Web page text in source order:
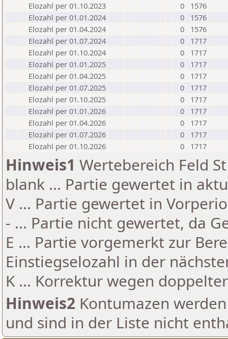
Elozahl per 01.10.2023
0
1576
Elozahl per 01.01.2024
0
1576
Elozahl per 01.04.2024
0
1576
Elozahl per 01.07.2024
0
1717
Elozahl per 01.10.2024
0
1717
Elozahl per 01.01.2025
0
1717
Elozahl per 01.04.2025
0
1717
Elozahl per 01.07.2025
0
1717
Elozahl per 01.10.2025
0
1717
Elozahl per 01.01.2026
0
1717
Elozahl per 01.04.2026
0
1717
Elozahl per 01.07.2026
0
1717
Elozahl per 01.10.2026
0 1717
Hinweis1 Wertebereich Feld
blank ... Partie gewertet in
V ... Partie gewertet in
- ... Partie nicht gewertet, da
E ... Partie vorgemerkt zur
Einstiegselozahl in der
K ... Korrektur wegen
Hinweis2 Kontumazen
und sind in der Liste nicht